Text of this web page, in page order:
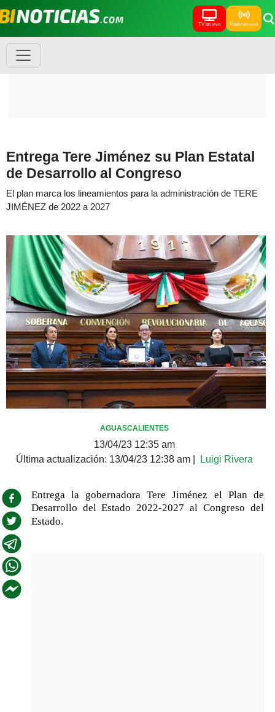
TV en vivo Radio en vivo
Entrega Tere Jiménez su Plan Estatal
de Desarrollo al Congreso
El plan marca los lineamientos para la administración de TERE
JIMÉNEZ de 2022 a 2027
AGUASCALIENTES
13/04/23 12:35 am
Última actualización: 13/04/23 12:38 am Luigi Rivera
Entrega la gobernadora Tere Jiménez el Plan de
Desarrollo del Estado 2022-2027 al Congreso del
Estado.